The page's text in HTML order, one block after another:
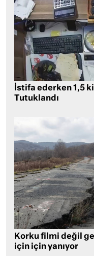
İstifa ederken 1,5
Tutuklandı
Korku filmi değil
için için yanıyor